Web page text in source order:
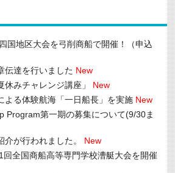
国地区大会を弓削商船で開催！（申込
伝達を行いました New
みチャレンジ講座」
New
よる体験航海「一日船長」を実施 New
Program第一期の募集について(9/30ま
介が行われました。 New
回全国商船高等専門学校漕艇大会を開催